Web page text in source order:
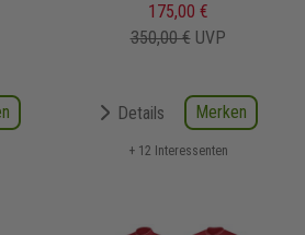
175,00 €
350,00 € UVP
Details Merken
+ 12 Interessenten